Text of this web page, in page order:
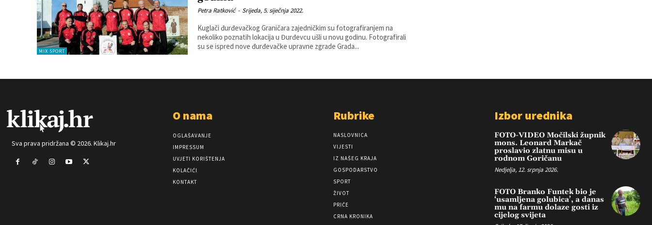
MIX SPORT
Petra Ratković - Srijeda, 5. siječnja 2022.
Kuglači đurđevačkog Graničara zajedničkim su fotografiranjem na
nekoliko poznatih lokacija u Đurđevcu ušli u novu godinu. Fotografirali
su se ispred nove đurđevačke upravne zgrade Grada...
Sva prava pridržana © 2026. Klikaj.hr
O nama
OGLAŠAVANJE
IMPRESSUM
UVJETI KORIŠTENJA
KOLAČIĆI
KONTAKT
Rubrike
NASLOVNICA
VIJESTI
IZ NAŠEG KRAJA
GOSPODARSTVO
SPORT
ŽIVOT
PRIČE
CRNA KRONIKA
Izbor urednika
FOTO-VIDEO Močilski župnik
mons. Leonard Markač
proslavio zlatnu misu u
rodnom Goričanu
Nedjelja, 12. srpnja 2026.
FOTO Branko Funtek bio je
‘usamljena golubica’, a danas
mu na farmu dolaze gosti iz
cijelog svijeta